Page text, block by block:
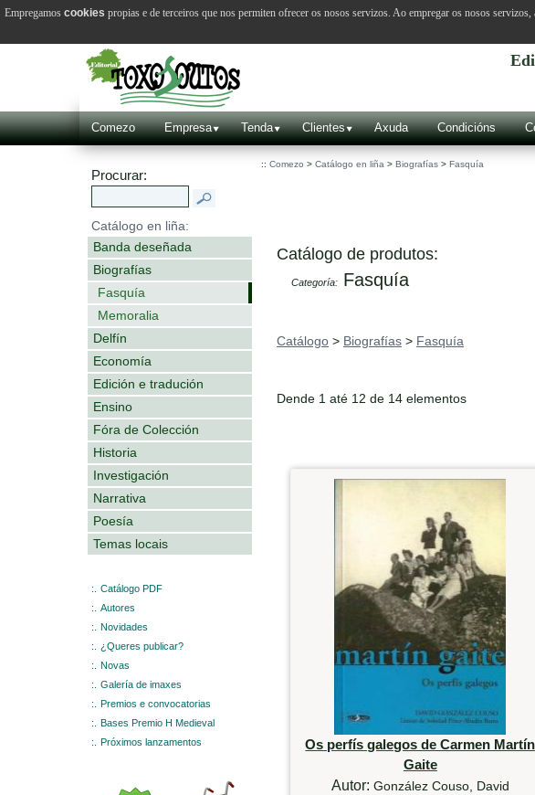
Comezo Empresa Tenda Clientes Axuda Condicións
Procurar:
Catálogo en liña:
Banda deseñada
Biografías
Fasquía
Memoralia
Delfín
Economía
Edición e tradución
Ensino
Fóra de Colección
Historia
Investigación
Narrativa
Poesía
Temas locais
:.
Catálogo PDF
:.
Autores
:.
Novidades
:.
¿Queres publicar?
:.
Novas
:.
Galería de imaxes
:.
Premios e convocatorias
:.
Bases Premio H Medieval
:.
Próximos lanzamentos
:: Comezo > Catálogo en liña > Biografías > Fasquía
Catálogo de produtos:
Categoría: Fasquía
Catálogo > Biografías > Fasquía
Dende 1 até 12 de 14 elementos
Os perfís galegos de Carmen Martín
Gaite
Autor: González Couso, David
Empregamos cookies propias e de terceiros que nos permiten ofrecer os nosos servizos. Ao empregar os nosos servizos,